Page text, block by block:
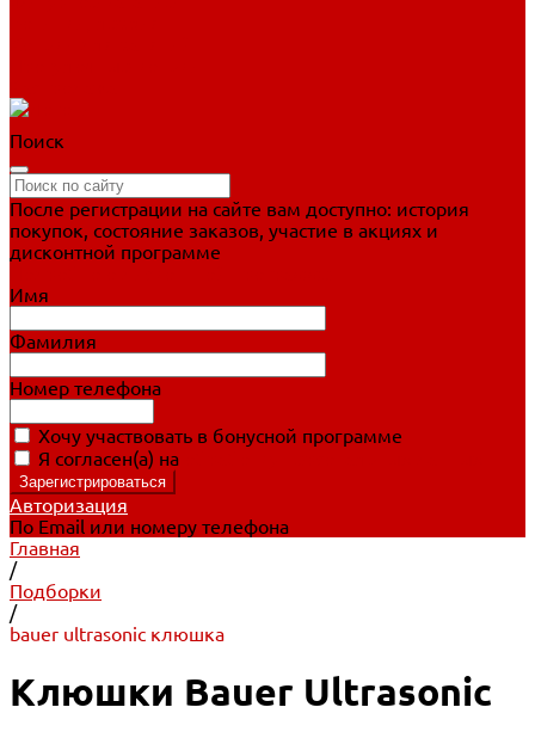
Поиск
После регистрации на сайте вам доступно: история
покупок, состояние заказов, участие в акциях и
дисконтной программе
Имя
Фамилия
Номер телефона
Хочу участвовать в бонусной программе
Я согласен(а) на
Авторизация
По Email или номеру телефона
Главная
/
Подборки
/
bauer ultrasonic клюшка
Клюшки Bauer Ultrasonic